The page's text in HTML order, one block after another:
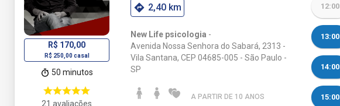
R$ 170,00
R$ 250,00 casal
50 minutos
21 avaliações
2,40 km
New Life psicologia -
Avenida Nossa Senhora do Sabará, 2313 -
Vila Santana, CEP 04685-005 - São Paulo -
SP
A PARTIR DE 10 ANOS
12:00
13:00
14:00
15:00